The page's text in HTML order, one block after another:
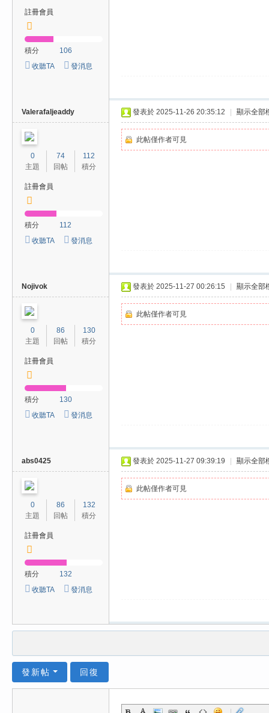
註冊會員
積分
106
收聽TA
發消息
Valerafaljeaddy
0
主題
74
回帖
112
積分
註冊會員
積分
112
收聽TA
發消息
發表於 2025-11-26 20:35:12 顯示全部
此帖僅作者可見
Nojivok
0
主題
86
回帖
130
積分
註冊會員
積分
130
收聽TA
發消息
發表於 2025-11-27 00:26:15 顯示全部
此帖僅作者可見
abs0425
0
主題
86
回帖
132
積分
註冊會員
積分
132
收聽TA
發消息
發表於 2025-11-27 09:39:19 顯示全部
此帖僅作者可見
發新帖 回復